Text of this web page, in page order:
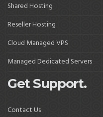
Shared Hosting
Reseller Hosting
Cloud Managed VPS
Managed Dedicated Servers
Get Support.
Contact Us